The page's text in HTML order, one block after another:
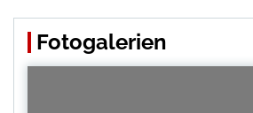
Fotogalerien